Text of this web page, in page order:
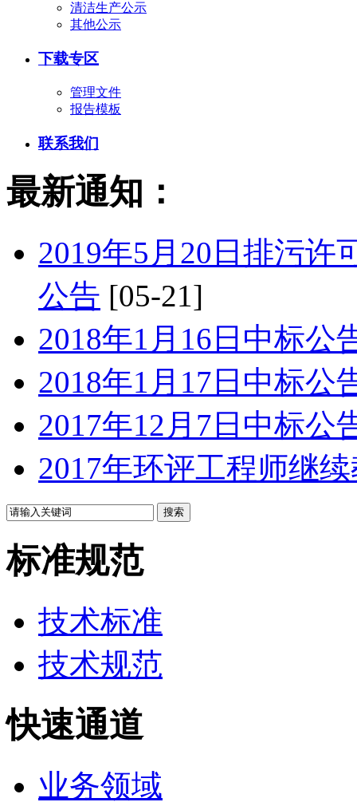
清洁生产公示
其他公示
下载专区
管理文件
报告模板
联系我们
最新通知：
2019年5月20日排污许
公告 [05-21]
2018年1月16日中标公
2018年1月17日中标公
2017年12月7日中标公
2017年环评工程师继
标准规范
技术标准
技术规范
快速通道
业务领域